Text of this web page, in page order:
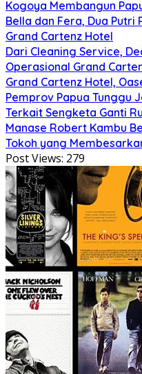
Kogoya Membangun
Bella dan Fera, Dua Putri
Grand Cartenz Hotel
Dari Cleaning Service,
Operasional Grand
Grand Cartenz Hotel,
Pemprov Papua Tunggu
Terkait Sengketa Ganti
Manase Robert Kambu
Tokoh yang
Post Views: 279